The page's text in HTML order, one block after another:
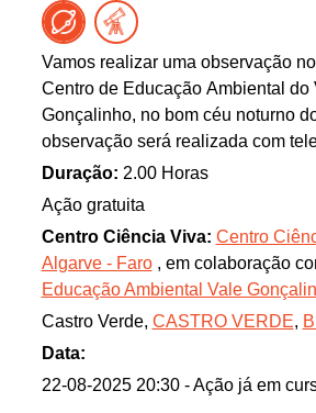
Vamos realizar uma observação
Centro de Educação Ambiental do
Gonçalinho, no bom céu noturno
observação será realizada com
nu, com identificação das
Duração: 2.00 Horas
Ação gratuita
Centro Ciência Viva: Centro
Algarve - Faro, em colaboração
Educação Ambiental Vale
Castro Verde, CASTRO VERDE,
Data:
22-08-2025 20:30 - Ação já em